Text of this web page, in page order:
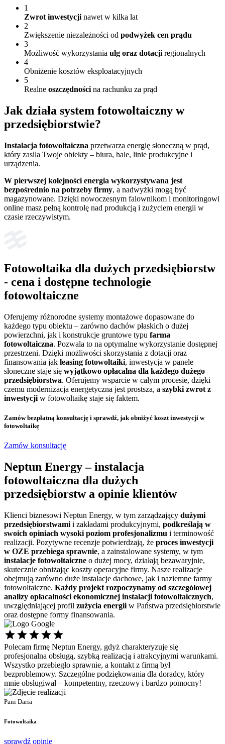
1
Zwrot inwestycji nawet w kilka lat
2
Zwiększenie niezależności od podwyżek cen prądu
3
Możliwość wykorzystania ulg oraz dotacji regionalnych
4
Obniżenie kosztów eksploatacyjnych
5
Realne oszczędności na rachunku za prąd
Jak działa system fotowoltaiczny w
przedsiębiorstwie?
Instalacja fotowoltaiczna przetwarza energię słoneczną w prąd,
który zasila Twoje obiekty – biura, hale, linie produkcyjne i
urządzenia.
W pierwszej kolejności energia wykorzystywana jest
bezpośrednio na potrzeby firmy, a nadwyżki mogą być
magazynowane. Dzięki nowoczesnym falownikom i monitoringowi
online masz pełną kontrolę nad produkcją i zużyciem energii w
czasie rzeczywistym.
Fotowoltaika dla dużych przedsiębiorstw
- cena i dostępne technologie
fotowoltaiczne
Oferujemy różnorodne systemy montażowe dopasowane do
każdego typu obiektu – zarówno dachów płaskich o dużej
powierzchni, jak i konstrukcje gruntowe typu farma
fotowoltaiczna. Pozwala to na optymalne wykorzystanie dostępnej
przestrzeni. Dzięki możliwości skorzystania z dotacji oraz
finansowania jak leasing fotowoltaiki, inwestycja w panele
słoneczne staje się wyjątkowo opłacalna dla każdego dużego
przedsiębiorstwa. Oferujemy wsparcie w całym procesie, dzięki
czemu modernizacja energetyczna jest prostsza, a szybki zwrot z
inwestycji w fotowoltaikę staje się faktem.
Zamów bezpłatną konsultację i sprawdź, jak obniżyć koszt inwestycji w
fotowoltaikę
Zamów konsultację
Neptun Energy –instalacja
fotowoltaiczna dla dużych
przedsiębiorstwa opinie klientów
Klienci biznesowi Neptun Energy, w tym zarządzający dużymi
przedsiębiorstwami i zakładami produkcyjnymi, podkreślają w
swoich opiniach wysoki poziom profesjonalizmu i terminowość
realizacji. Pozytywne recenzje potwierdzają, że proces inwestycji
w OZE przebiega sprawnie, a zainstalowane systemy, w tym
instalacje fotowoltaiczne o dużej mocy, działają bezawaryjnie,
skutecznie obniżając koszty operacyjne firmy. Nasze realizacje
obejmują zarówno duże instalacje dachowe, jak i naziemne farmy
fotowoltaiczne. Każdy projekt rozpoczynamy od szczegółowej
analizy opłacalności ekonomicznej instalacji fotowoltaicznych,
uwzględniającej profil zużycia energii w Państwa przedsiębiorstwie
oraz dostępne formy finansowania.
Polecam firmę Neptun Energy, gdyż charakteryzuje się
profesjonalna obsługą, szybką realizacją i atrakcyjnymi warunkami.
Wszystko przebiegło sprawnie, a kontakt z firmą był
bezproblemowy. Szczególne podziękowania dla doradcy, który
mnie obsługiwał – kompetentny, rzeczowy i bardzo pomocny!
Pani Daria
Fotowoltaika
sprawdź opinię